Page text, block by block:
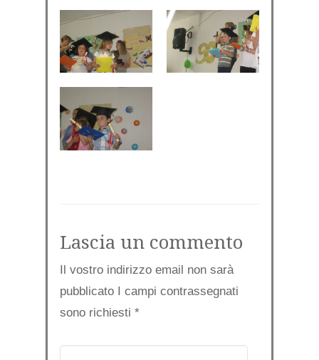
Lascia un commento
Il vostro indirizzo email non sarà
pubblicato I campi contrassegnati
sono richiesti *